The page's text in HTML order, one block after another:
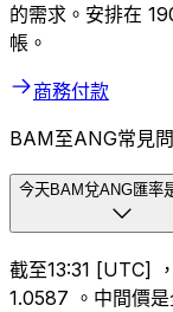
的需求。安排在
帳。
商務付款
BAM至ANG常見
今天BAM兌ANG匯率
截至13:31 [UTC]
1.0587 。中間價